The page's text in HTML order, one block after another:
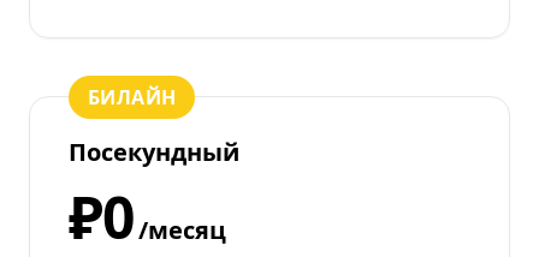
БИЛАЙН
Посекундный
₽0/месяц